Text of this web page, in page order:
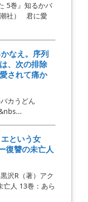
5巻』知るかバ
社） 君に愛
なえ。序列
、次の排除
されて痛か
カうどん
という女
復讐の未亡人
沢R（著）アク
亡人 13巻：あら